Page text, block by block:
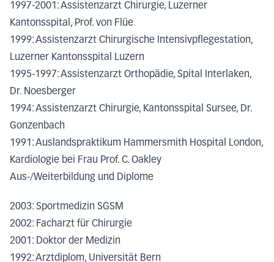
1997-2001: Assistenzarzt Chirurgie, Luzerner
Kantonsspital, Prof. von Flüe
1999: Assistenzarzt Chirurgische Intensivpflegestation,
Luzerner Kantonsspital Luzern
1995-1997: Assistenzarzt Orthopädie, Spital Interlaken,
Dr. Noesberger
1994: Assistenzarzt Chirurgie, Kantonsspital Sursee, Dr.
Gonzenbach
1991: Auslandspraktikum Hammersmith Hospital London,
Kardiologie bei Frau Prof. C. Oakley
Aus-/Weiterbildung und Diplome
2003: Sportmedizin SGSM
2002: Facharzt für Chirurgie
2001: Doktor der Medizin
1992: Arztdiplom, Universität Bern